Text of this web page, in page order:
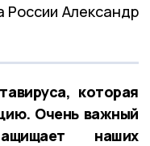
Александр
которая
Очень важный
наших